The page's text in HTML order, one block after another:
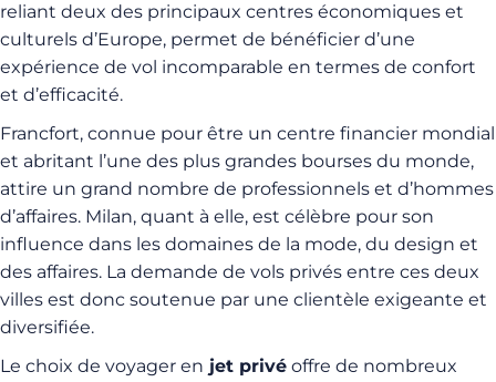
reliant deux des principaux centres économiques et
culturels d’Europe, permet de bénéficier d’une
expérience de vol incomparable en termes de confort
et d’efficacité.
Francfort, connue pour être un centre financier mondial
et abritant l’une des plus grandes bourses du monde,
attire un grand nombre de professionnels et d’hommes
d’affaires. Milan, quant à elle, est célèbre pour son
influence dans les domaines de la mode, du design et
des affaires. La demande de vols privés entre ces deux
villes est donc soutenue par une clientèle exigeante et
diversifiée.
Le choix de voyager en jet privé offre de nombreux